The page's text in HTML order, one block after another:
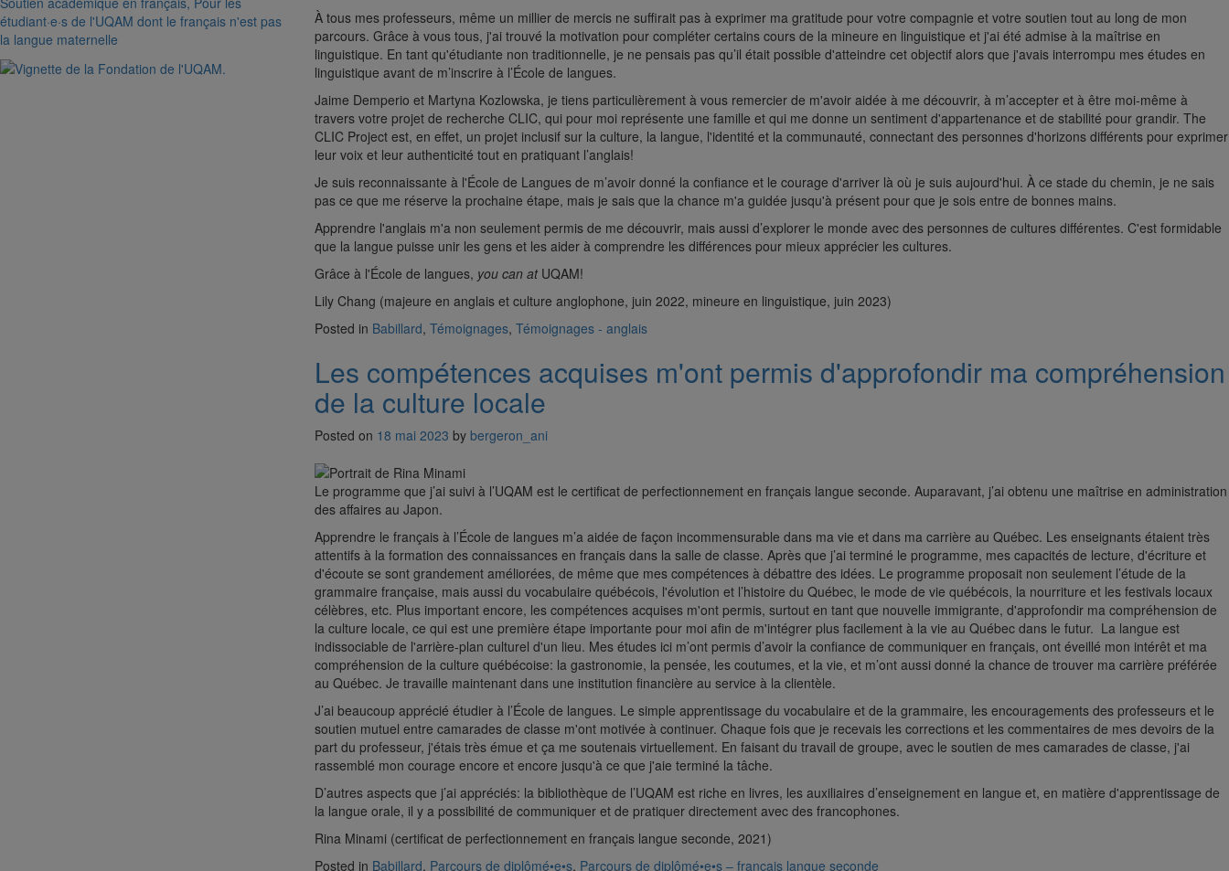
À tous mes professeurs, même un millier de mercis ne suffirait pas à exprimer ma gratitude pour votre compagnie et votre soutien tout au long de mon
parcours. Grâce à vous tous, j'ai trouvé la motivation pour compléter certains cours de la mineure en linguistique et j'ai été admise à la maîtrise en
linguistique. En tant qu'étudiante non traditionnelle, je ne pensais pas qu’il était possible d'atteindre cet objectif alors que j'avais interrompu mes études en
linguistique avant de m’inscrire à l’École de langues.
Jaime Demperio et Martyna Kozlowska, je tiens particulièrement à vous remercier de m'avoir aidée à me découvrir, à m’accepter et à être moi-même à
travers votre projet de recherche CLIC, qui pour moi représente une famille et qui me donne un sentiment d'appartenance et de stabilité pour grandir. The
CLIC Project est, en effet, un projet inclusif sur la culture, la langue, l'identité et la communauté, connectant des personnes d'horizons différents pour exprimer
leur voix et leur authenticité tout en pratiquant l’anglais!
Je suis reconnaissante à l'École de Langues de m’avoir donné la confiance et le courage d'arriver là où je suis aujourd'hui. À ce stade du chemin, je ne sais
pas ce que me réserve la prochaine étape, mais je sais que la chance m'a guidée jusqu'à présent pour que je sois entre de bonnes mains.
Apprendre l'anglais m'a non seulement permis de me découvrir, mais aussi d’explorer le monde avec des personnes de cultures différentes. C'est formidable
que la langue puisse unir les gens et les aider à comprendre les différences pour mieux apprécier les cultures.
Grâce à l'École de langues, you can atUQAM!
Lily Chang (majeure en anglais et culture anglophone, juin 2022, mineure en linguistique, juin 2023)
Posted in Babillard, Témoignages, Témoignages - anglais
Les compétences acquises m'ont permis d'approfondir ma compréhension
de la culture locale
Posted on 18 mai 2023 by bergeron_ani
Le programme que j’ai suivi à l’UQAM est le certificat de perfectionnement en français langue seconde. Auparavant, j’ai obtenu une maîtrise en administration
des affaires au Japon.
Apprendre le français à l’École de langues m’a aidée de façon incommensurable dans ma vie et dans ma carrière au Québec. Les enseignants étaient très
attentifs à la formation des connaissances en français dans la salle de classe. Après que j’ai terminé le programme, mes capacités de lecture, d'écriture et
d'écoute se sont grandement améliorées, de même que mes compétences à débattre des idées. Le programme proposait non seulement l’étude de la
grammaire française, mais aussi du vocabulaire québécois, l'évolution et l’histoire du Québec, le mode de vie québécois, la nourriture et les festivals locaux
célèbres, etc. Plus important encore, les compétences acquises m'ont permis, surtout en tant que nouvelle immigrante, d'approfondir ma compréhension de
la culture locale, ce qui est une première étape importante pour moi afin de m'intégrer plus facilement à la vie au Québec dans le futur. La langue est
indissociable de l'arrière-plan culturel d'un lieu. Mes études ici m’ont permis d’avoir la confiance de communiquer en français, ont éveillé mon intérêt et ma
compréhension de la culture québécoise: la gastronomie, la pensée, les coutumes, et la vie, et m’ont aussi donné la chance de trouver ma carrière préférée
au Québec. Je travaille maintenant dans une institution financière au service à la clientèle.
J’ai beaucoup apprécié étudier à l’École de langues. Le simple apprentissage du vocabulaire et de la grammaire, les encouragements des professeurs et le
soutien mutuel entre camarades de classe m'ont motivée à continuer. Chaque fois que je recevais les corrections et les commentaires de mes devoirs de la
part du professeur, j'étais très émue et ça me soutenais virtuellement. En faisant du travail de groupe, avec le soutien de mes camarades de classe, j'ai
rassemblé mon courage encore et encore jusqu'à ce que j'aie terminé la tâche.
D’autres aspects que j’ai appréciés: la bibliothèque de l’UQAM est riche en livres, les auxiliaires d’enseignement en langue et, en matière d'apprentissage de
la langue orale, il y a possibilité de communiquer et de pratiquer directement avec des francophones.
Rina Minami (certificat de perfectionnement en français langue seconde, 2021)
Posted in Babillard, Parcours de diplômé•e•s, Parcours de diplômé•e•s – français langue seconde